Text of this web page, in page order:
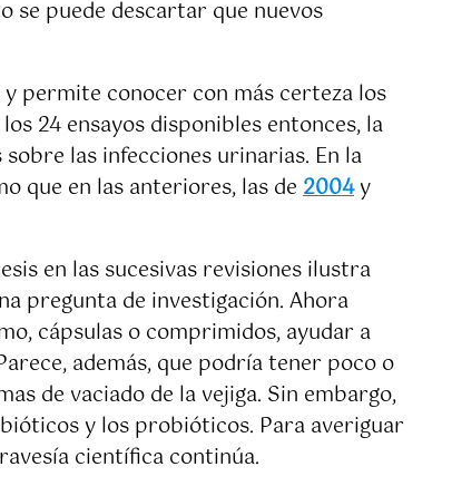
se puede descartar que nuevos
permite conocer con más certeza los
24 ensayos disponibles entonces, la
las infecciones urinarias. En la
que en las anteriores, las de2004y
en las sucesivas revisiones ilustra
pregunta de investigación. Ahora
cápsulas o comprimidos, ayudar a
además, que podría tener poco o
de vaciado de la vejiga. Sin embargo,
y los probióticos. Para averiguar
científica continúa.